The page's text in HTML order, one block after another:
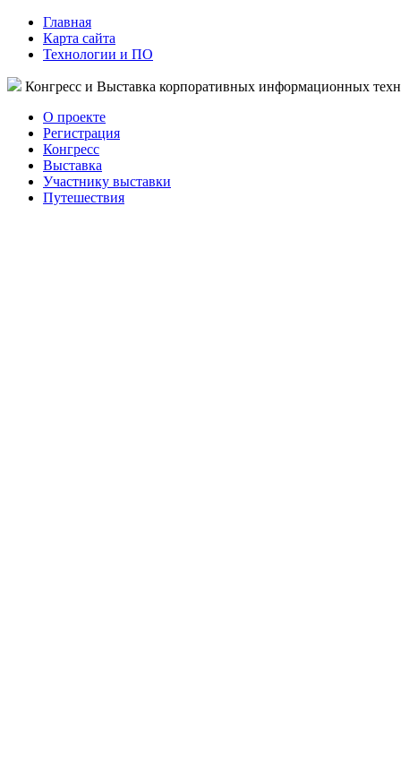
Главная
Карта сайта
Технологии и ПО
Конгресс и Выставка корпоративных информационных
О проекте
Регистрация
Конгресс
Выставка
Участнику выставки
Путешествия